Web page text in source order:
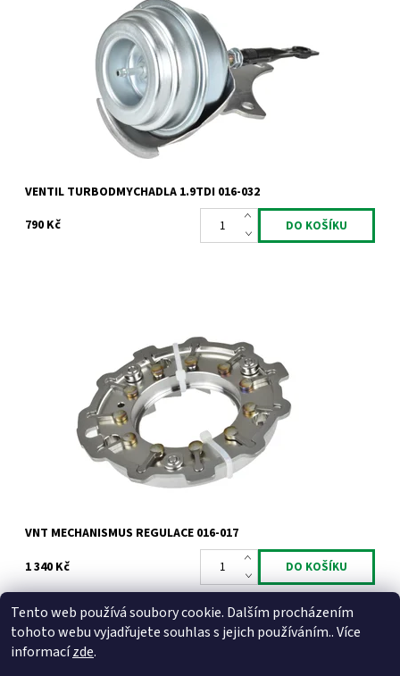
Actuator - ventil turbodmychadla pro motory 1.9TDi a 2.2dCi.
Skladem
789
Jrone
2 roky
VENTIL TURBODMYCHADLA 1.9TDI 016-032
790 Kč
VNT mechanismus regulace pro motory 1.9 2.0TDi 1.9dCi 1.9JTD.
Skladem
786
Jrone
2 roky
VNT MECHANISMUS REGULACE 016-017
1 340 Kč
Tento web používá soubory cookie. Dalším procházením
tohoto webu vyjadřujete souhlas s jejich používáním.. Více
informacízde.